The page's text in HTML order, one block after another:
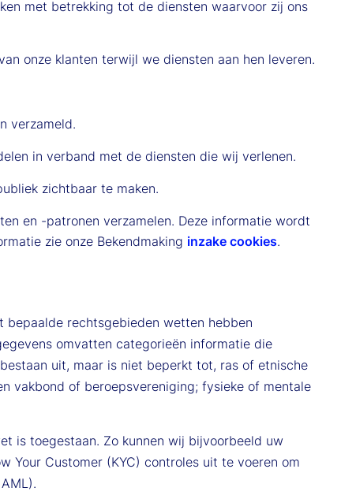
met betrekking tot de diensten waarvoor zij ons
onze klanten terwijl we diensten aan hen leveren.
verzameld.
in verband met de diensten die wij verlenen.
zichtbaar te maken.
en -patronen verzamelen. Deze informatie wordt
zie onze Bekendmaking inzake cookies.
bepaalde rechtsgebieden wetten hebben
omvatten categorieën informatie die
uit, maar is niet beperkt tot, ras of etnische
vakbond of beroepsvereniging; fysieke of mentale
is toegestaan. Zo kunnen wij bijvoorbeeld uw
Your Customer (KYC) controles uit te voeren om